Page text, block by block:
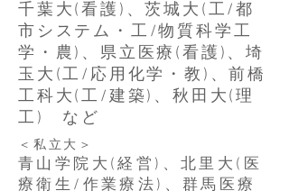
千葉大(看護)、茨城大(工/都
市システム・工/物質科学工
学・農)、県立医療(看護)、埼
玉大(工/応用化学・教)、前橋
工科大(工/建築)、秋田大(理
工) など
＜私立大＞
​青山学院大(経営)、北里大(医
療衛生/作業療法)、群馬医療